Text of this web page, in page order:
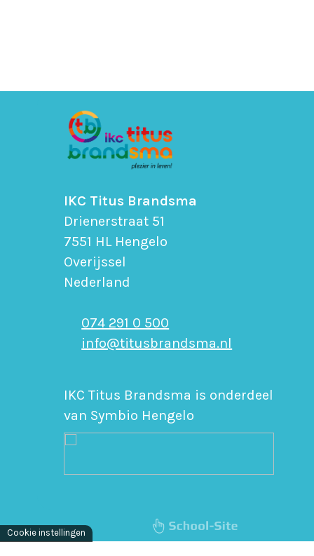
IKC Titus Brandsma
Drienerstraat 51
7551 HL Hengelo
Overijssel
Nederland
074 291 0 500
info@titusbrandsma.nl
IKC Titus Brandsma is onderdeel
van Symbio Hengelo
Cookie instellingen